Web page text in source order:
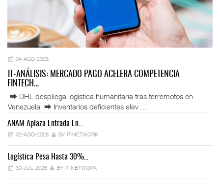
04-AGO-2026
IT-ANÁLISIS: MERCADO PAGO ACELERA COMPETENCIA
FINTECH…
⮕ DHL despliega logística humanitaria tras terremotos en
Venezuela ⮕ Inventarios deficientes elev ...
ANAM Aplaza Entrada En…
02-AGO-2026 BY IT-NETWORK
Logística Pesa Hasta 30%…
30-JUL-2026 BY IT-NETWORK